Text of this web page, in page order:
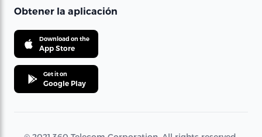
Obtener la aplicación
Download on the
App Store
Get it on
Google Play